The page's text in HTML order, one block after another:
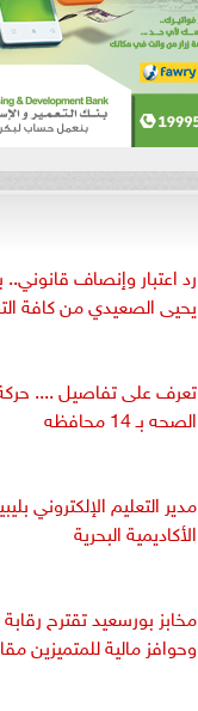
رد اعتبار وإنصاف قانوني..
يحيى الصعيدي من كافة
تعرف على تفاصيل .... حركة
الصحه بـ 14 محافظه
مدير التعليم الإلكتروني
الأكاديمية البحرية
مخابز بورسعيد تقترح
وحوافز مالية للمتميزين